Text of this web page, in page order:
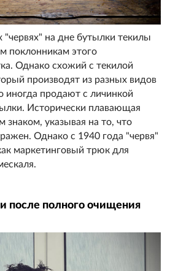
на дне бутылки текилы
поклонникам этого
Однако схожий с текилой
производят из разных видов
иногда продают с личинкой
Исторически плавающая
указывая на то, что
Однако с 1940 года "червя"
маркетинговый трюк для
после полного очищения